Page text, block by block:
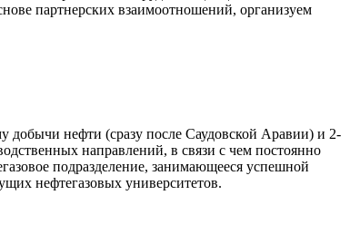
партнерских взаимоотношений, организуем
добычи нефти (сразу после Саудовской Аравии) и 2-
направлений, в связи с чем постоянно
подразделение, занимающееся успешной
нефтегазовых университетов.